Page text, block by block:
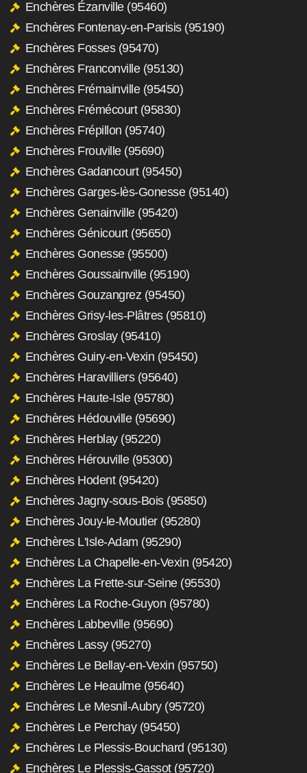
Enchères Ézanville (95460)
Enchères Fontenay-en-Parisis (95190)
Enchères Fosses (95470)
Enchères Franconville (95130)
Enchères Frémainville (95450)
Enchères Frémécourt (95830)
Enchères Frépillon (95740)
Enchères Frouville (95690)
Enchères Gadancourt (95450)
Enchères Garges-lès-Gonesse (95140)
Enchères Genainville (95420)
Enchères Génicourt (95650)
Enchères Gonesse (95500)
Enchères Goussainville (95190)
Enchères Gouzangrez (95450)
Enchères Grisy-les-Plâtres (95810)
Enchères Groslay (95410)
Enchères Guiry-en-Vexin (95450)
Enchères Haravilliers (95640)
Enchères Haute-Isle (95780)
Enchères Hédouville (95690)
Enchères Herblay (95220)
Enchères Hérouville (95300)
Enchères Hodent (95420)
Enchères Jagny-sous-Bois (95850)
Enchères Jouy-le-Moutier (95280)
Enchères L'Isle-Adam (95290)
Enchères La Chapelle-en-Vexin (95420)
Enchères La Frette-sur-Seine (95530)
Enchères La Roche-Guyon (95780)
Enchères Labbeville (95690)
Enchères Lassy (95270)
Enchères Le Bellay-en-Vexin (95750)
Enchères Le Heaulme (95640)
Enchères Le Mesnil-Aubry (95720)
Enchères Le Perchay (95450)
Enchères Le Plessis-Bouchard (95130)
Enchères Le Plessis-Gassot (95720)